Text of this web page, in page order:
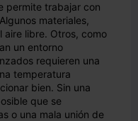
permite trabajar con
materiales,
aire libre. Otros, como
un entorno
requieren una
temperatura
bien. Sin una
que se
o una mala unión de